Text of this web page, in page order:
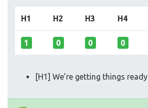
H1 H2 H3 H4
1 0 0 0
[H1] We’re getting things ready